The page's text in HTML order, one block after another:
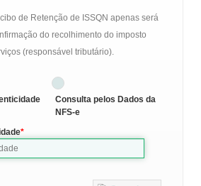
de Retenção de ISSQN apenas será
do recolhimento do imposto
(responsável tributário).
Consulta pelos Dados da
NFS-e